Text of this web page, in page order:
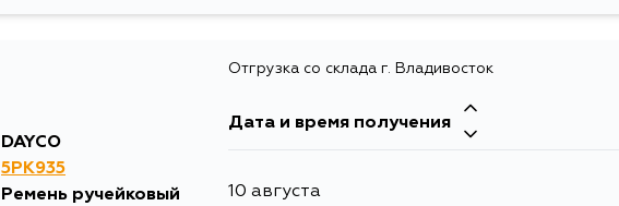
DAYCO
5PK935
Ремень ручейковый
Отгрузка со склада г. Владивосток
Дата и время получения
10 августа